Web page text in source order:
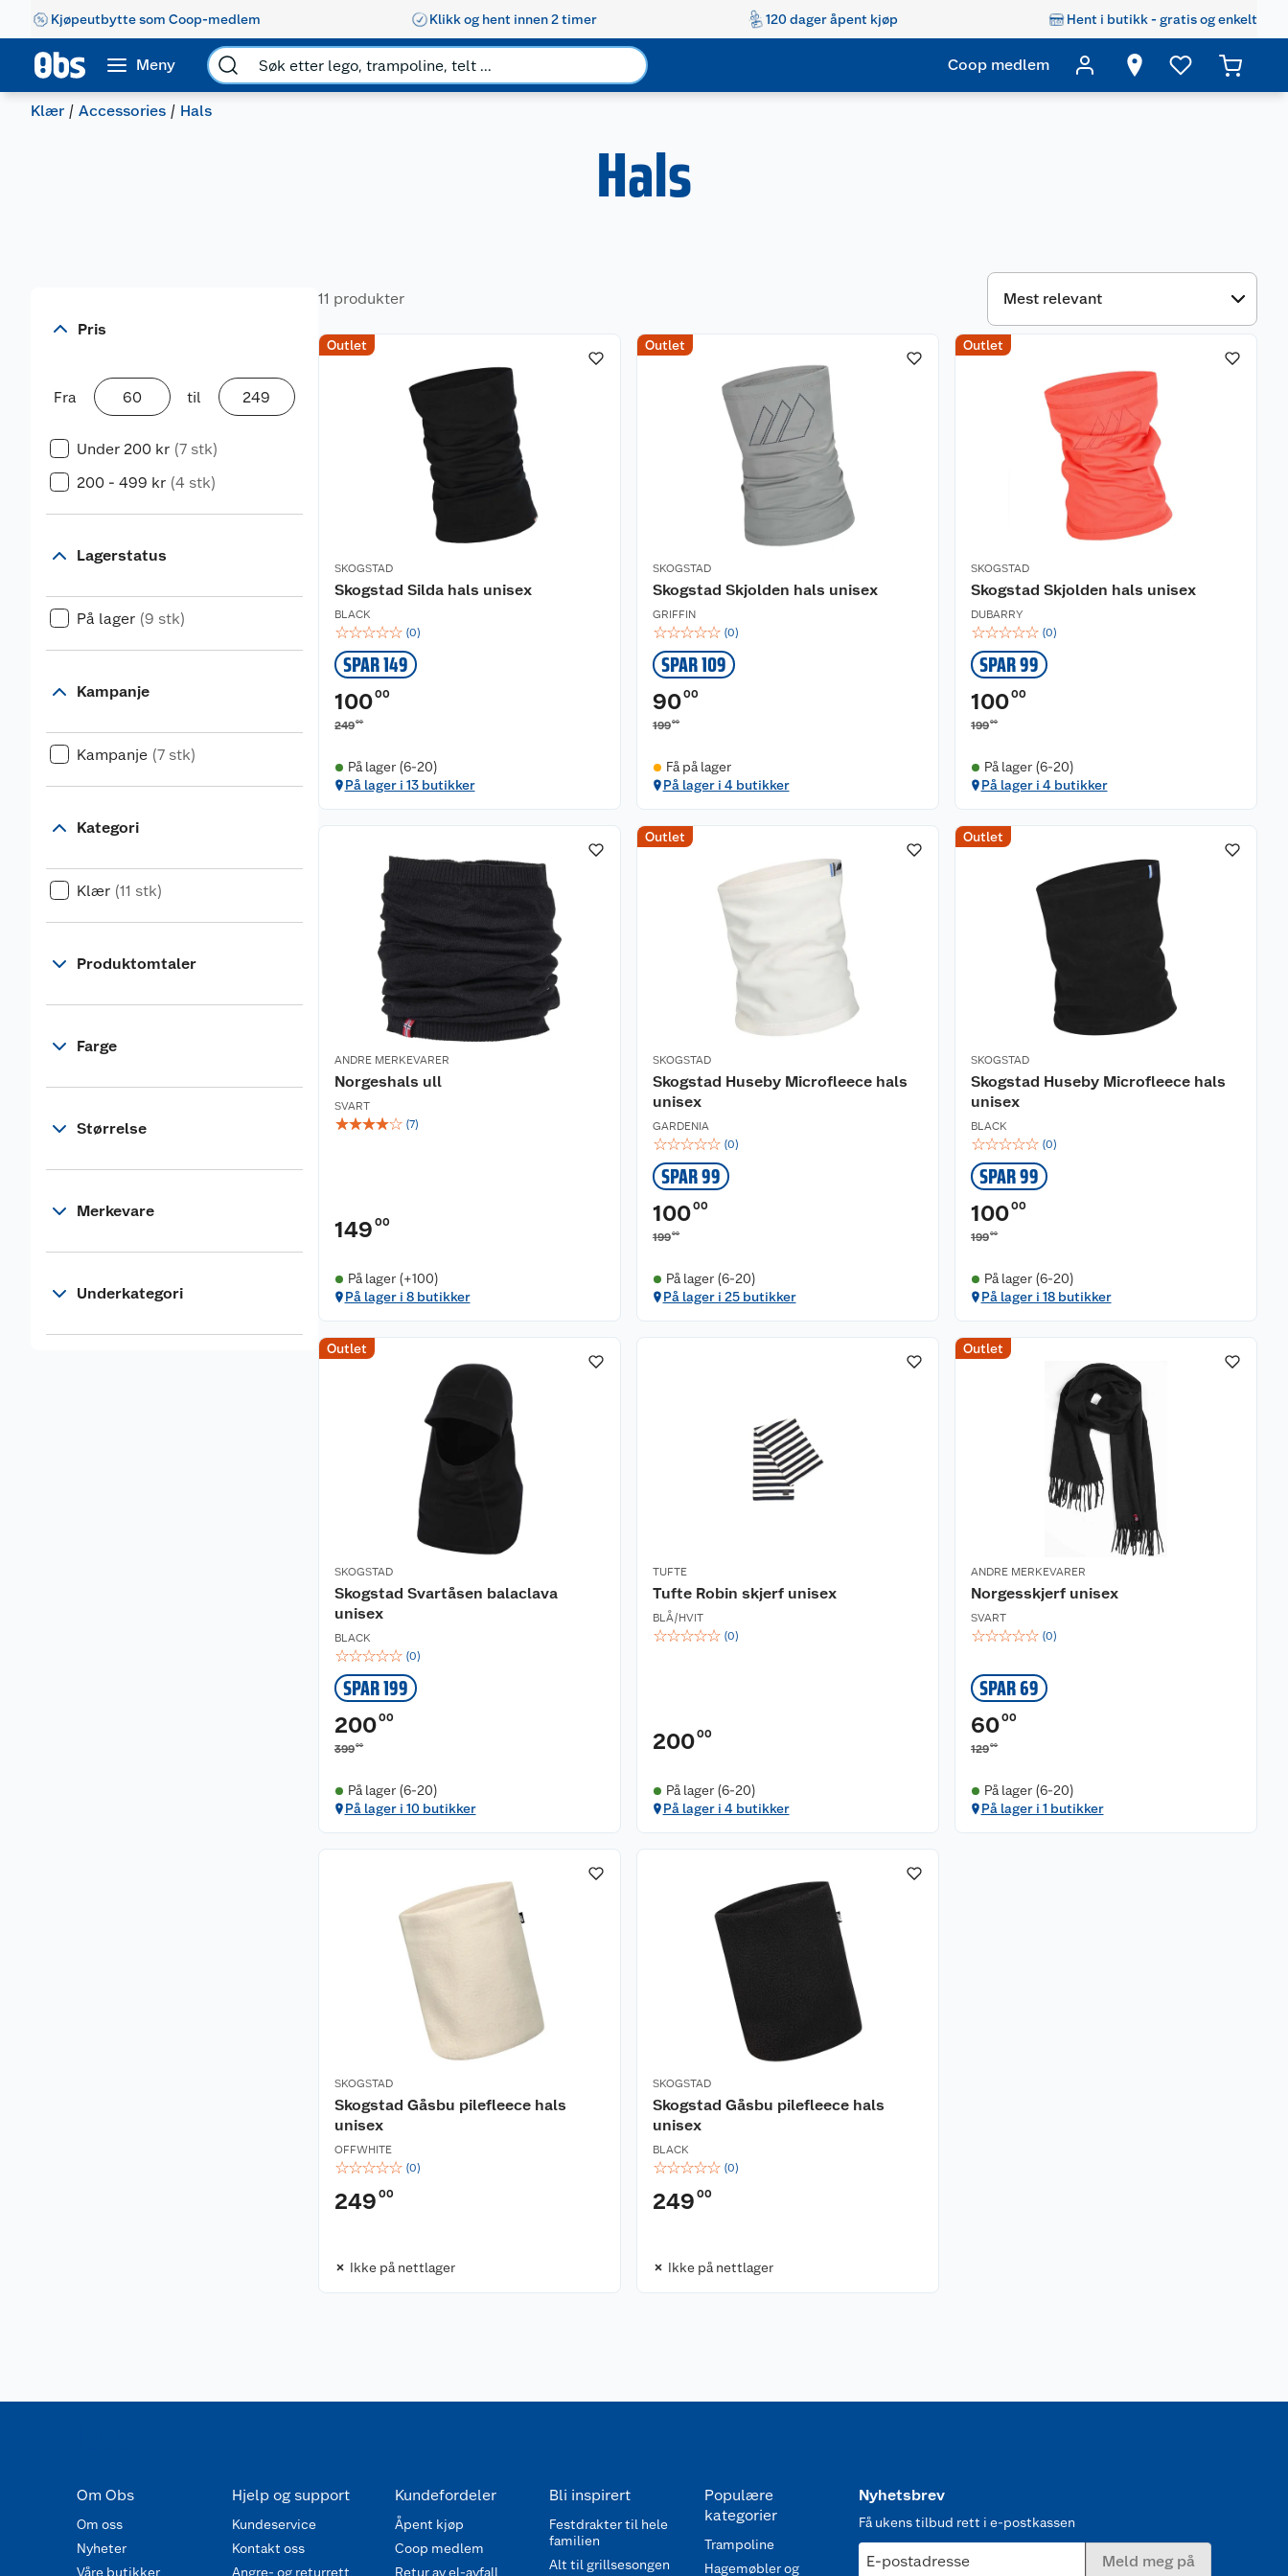
Kjøpeutbytte som Coop-medlem Klikk og hent innen 2 timer 120 dager åpent kjøp Hent i butikk - gratis og enkelt
Meny Coop medlem
Klær Accessories Hals
Hals
Pris
Fra til
Under 200 kr (7 stk)
200 - 499 kr (4 stk)
Lagerstatus
På lager (9 stk)
Kampanje
Kampanje (7 stk)
Kategori
Klær (11 stk)
Produktomtaler
Farge
Størrelse
Merkevare
Underkategori
11 produkter
Outlet
SKOGSTAD
Skogstad Silda hals unisex
BLACK
☆☆☆☆☆ (0)
SPAR 149
10000
24900
På lager (6-20)
På lager i 13 butikker
Outlet
SKOGSTAD
Skogstad Skjolden hals unisex
GRIFFIN
☆☆☆☆☆ (0)
SPAR 109
9000
19900
Få på lager
På lager i 4 butikker
Outlet
SKOGSTAD
Skogstad Skjolden hals unisex
DUBARRY
☆☆☆☆☆ (0)
SPAR 99
10000
19900
På lager (6-20)
På lager i 4 butikker
ANDRE MERKEVARER
Norgeshals ull
SVART
☆☆☆☆☆ (7)
149 00
På lager (+100)
På lager i 8 butikker
Outlet
SKOGSTAD
Skogstad Huseby Microfleece hals
unisex
GARDENIA
☆☆☆☆☆ (0)
SPAR 99
10000
19900
På lager (6-20)
På lager i 25 butikker
Outlet
SKOGSTAD
Skogstad Huseby Microfleece hals
unisex
BLACK
☆☆☆☆☆ (0)
SPAR 99
10000
19900
På lager (6-20)
På lager i 18 butikker
Outlet
SKOGSTAD
Skogstad Svartåsen balaclava
unisex
BLACK
☆☆☆☆☆ (0)
SPAR 199
20000
39900
På lager (6-20)
På lager i 10 butikker
TUFTE
Tufte Robin skjerf unisex
BLÅ/HVIT
☆☆☆☆☆ (0)
20000
På lager (6-20)
På lager i 4 butikker
Outlet
ANDRE MERKEVARER
Norgesskjerf unisex
SVART
☆☆☆☆☆ (0)
SPAR 69
6000
12900
På lager (6-20)
På lager i 1 butikker
SKOGSTAD
Skogstad Gåsbu pilefleece hals
unisex
OFFWHITE
☆☆☆☆☆ (0)
249 00
Ikke på nettlager
SKOGSTAD
Skogstad Gåsbu pilefleece hals
unisex
BLACK
☆☆☆☆☆ (0)
249 00
Ikke på nettlager
Om Obs
Om oss
Nyheter
Våre butikker
Hjelp og support
Kundeservice
Kontakt oss
Angre- og returrett
Kundefordeler
Åpent kjøp
Coop medlem
Retur av el-avfall
Bli inspirert
Festdrakter til hele
familien
Alt til grillsesongen
Populære
kategorier
Trampoline
Hagemøbler og
Nyhetsbrev
Få ukens tilbud rett i e-postkassen
E-postadresse Meld meg på